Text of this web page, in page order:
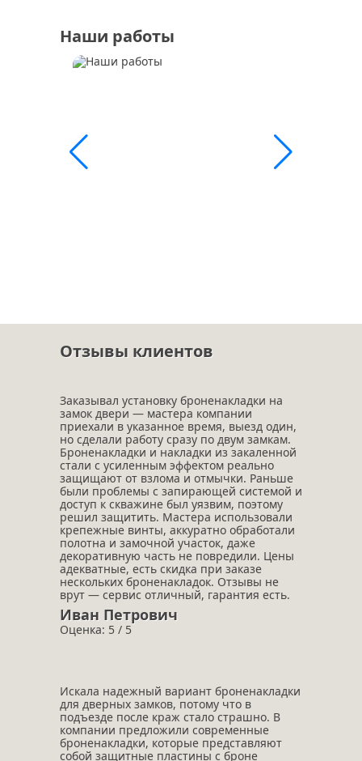
Наши работы
Отзывы клиентов
Заказывал установку броненакладки на
замок двери — мастера компании
приехали в указанное время, выезд один,
но сделали работу сразу по двум замкам.
Броненакладки и накладки из закаленной
стали с усиленным эффектом реально
защищают от взлома и отмычки. Раньше
были проблемы с запирающей системой и
доступ к скважине был уязвим, поэтому
решил защитить. Мастера использовали
крепежные винты, аккуратно обработали
полотна и замочной участок, даже
декоративную часть не повредили. Цены
адекватные, есть скидка при заказе
нескольких броненакладок. Отзывы не
врут — сервис отличный, гарантия есть.
Иван Петрович
Оценка: 5 / 5
Искала надежный вариант броненакладки
для дверных замков, потому что в
подъезде после краж стало страшно. В
компании предложили современные
броненакладки, которые представляют
собой защитные пластины с броне